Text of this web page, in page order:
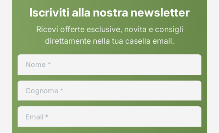
Iscriviti alla nostra newsletter
Ricevi offerte esclusive, novita e consigli
direttamente nella tua casella email.